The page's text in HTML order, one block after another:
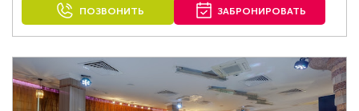
ПОЗВОНИТЬ ЗАБРОНИРОВАТЬ